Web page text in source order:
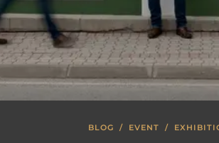
BLOG / EVENT /